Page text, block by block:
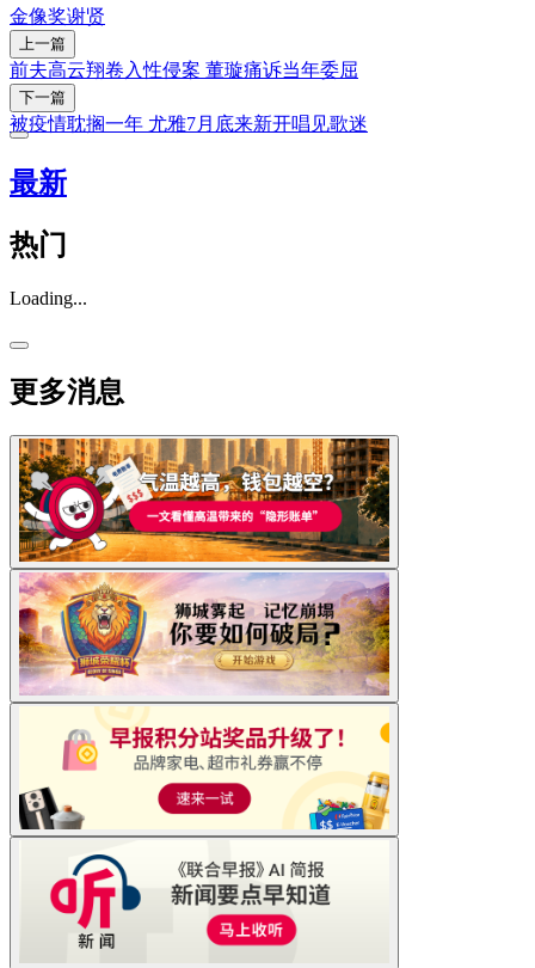
金像奖谢贤
上一篇
前夫高云翔卷入性侵案 董璇痛诉当年委屈
下一篇
被疫情耽搁一年 尤雅7月底来新开唱见歌迷
最新
热门
Loading...
更多消息